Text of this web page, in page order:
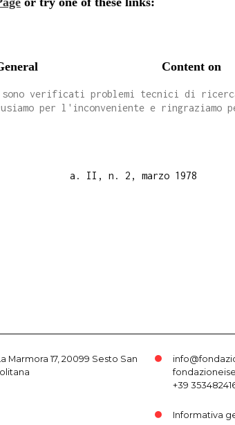
verificati problemi tecnici di
per l'inconveniente e ringraziamo
a. II, n. 2, marzo 1978
Marmora 17, 20099 Sesto San
+39
Informativa